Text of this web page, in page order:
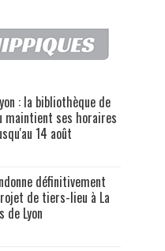
: la bibliothèque de
maintient ses horaires
14 août
définitivement
de tiers-lieu à La
de Lyon